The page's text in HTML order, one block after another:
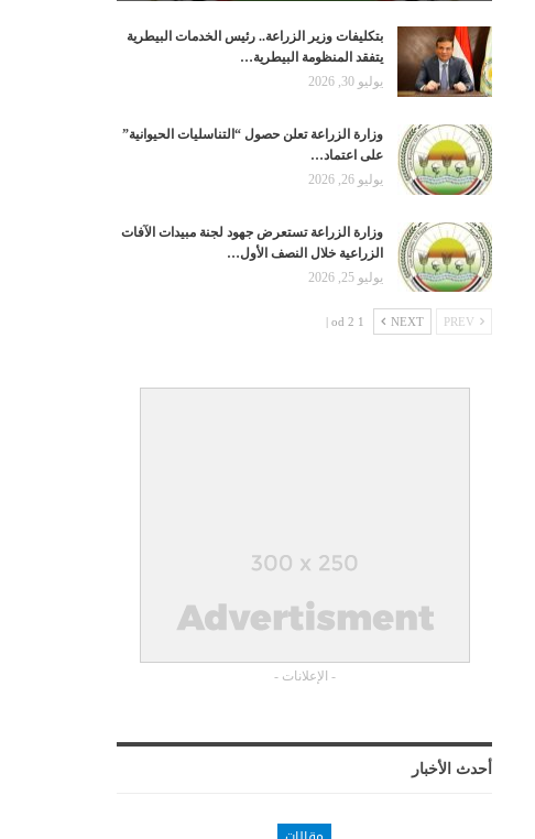
بتكليفات وزير الزراعة.. رئيس الخدمات البيطرية
يتفقد المنظومة البيطرية…
يوليو 30, 2026
وزارة الزراعة تعلن حصول “التناسليات الحيوانية”
على اعتماد…
يوليو 26, 2026
وزارة الزراعة تستعرض جهود لجنة مبيدات الآفات
الزراعية خلال النصف الأول…
يوليو 25, 2026
NEXT
1 od 2 |
- الإعلانات -
أحدث الأخبار